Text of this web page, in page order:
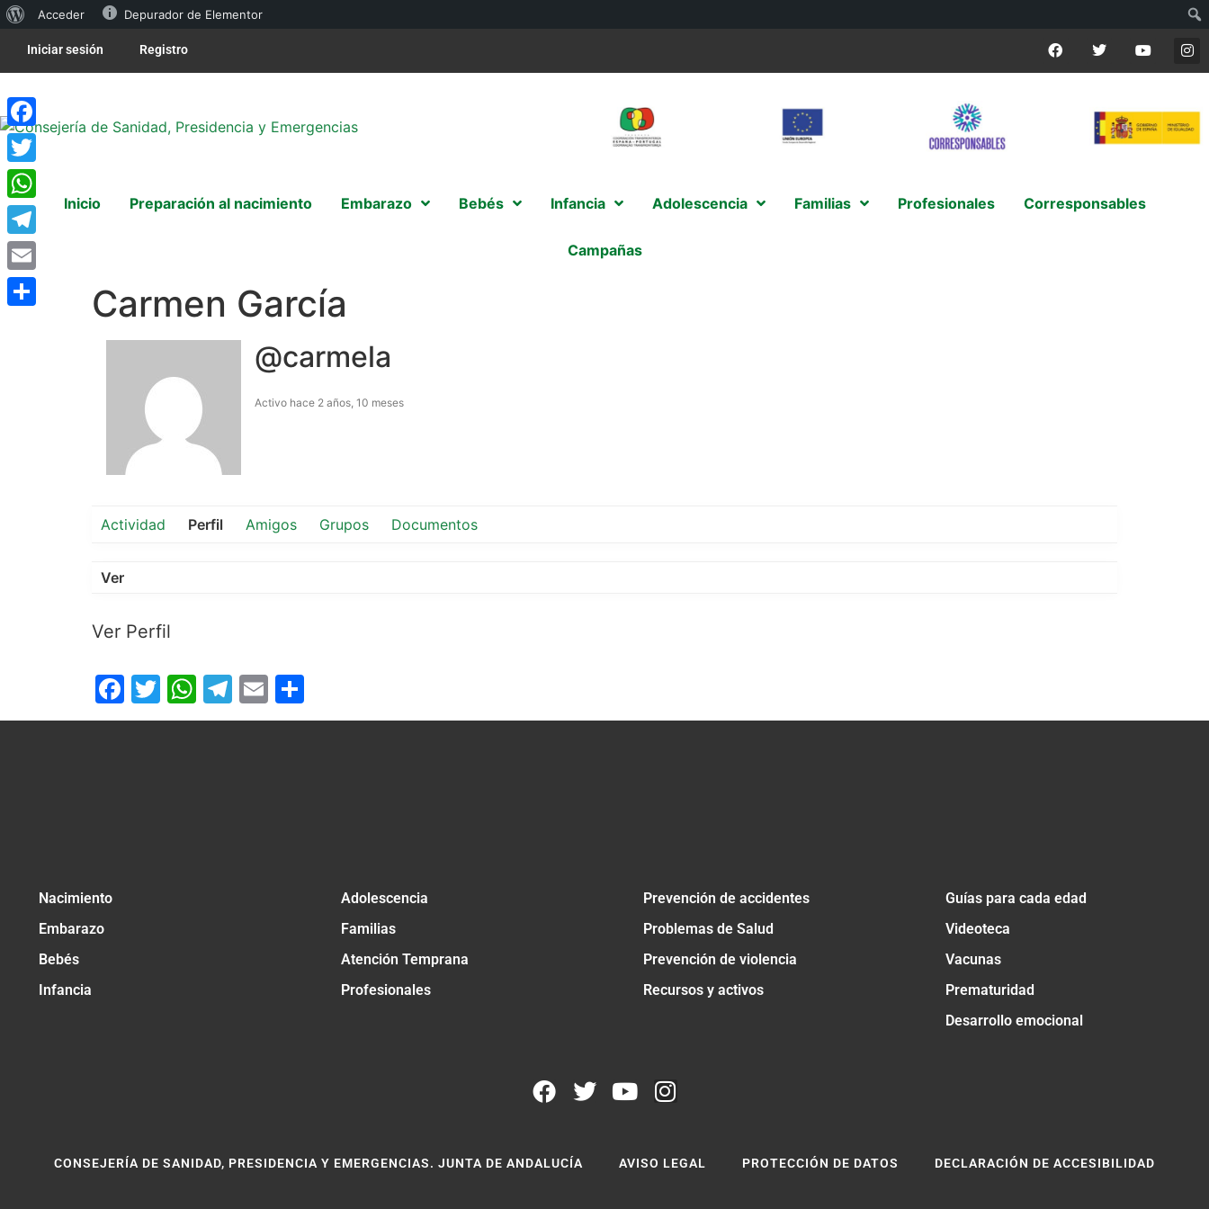
Acceder Depurador de Elementor
Iniciar sesión Registro
Inicio Preparación al nacimiento Embarazo Bebés Infancia Adolescencia Familias Profesionales Corresponsables
Campañas
Carmen García
@carmela
Activo hace 2 años, 10 meses
Actividad Perfil Amigos Grupos Documentos
Ver
Ver Perfil
Facebook
Twitter
WhatsApp
Telegram
Email
Nacimiento
Embarazo
Bebés
Infancia
Adolescencia
Familias
Atención Temprana
Profesionales
Prevención de accidentes
Problemas de Salud
Prevención de violencia
Recursos y activos
Guías para cada edad
Videoteca
Vacunas
Prematuridad
Desarrollo emocional
CONSEJERÍA DE SANIDAD, PRESIDENCIA Y EMERGENCIAS. JUNTA DE ANDALUCÍA AVISO LEGAL PROTECCIÓN DE DATOS DECLARACIÓN DE ACCESIBILIDAD
Facebook
Twitter
WhatsApp
Telegram
Email